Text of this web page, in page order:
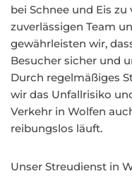
bei Schnee und Eis
zuverlässigen Team
gewährleisten wir,
Besucher sicher und
Durch regelmäßiges
wir das Unfallrisiko
Verkehr in Wolfen
reibungslos läuft.
Unser Streudienst in